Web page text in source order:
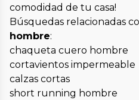
comodidad de tu casa!
Búsquedas relacionadas
hombre:
chaqueta cuero hombre
cortavientos impermeable
calzas cortas
short running hombre